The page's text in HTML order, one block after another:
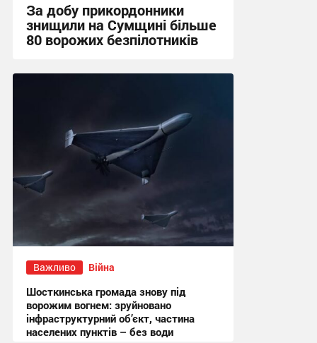
За добу прикордонники
знищили на Сумщині більше
80 ворожих безпілотників
Важливо Війна
Шосткинська громада знову під
ворожим вогнем: зруйновано
інфраструктурний об’єкт, частина
населених пунктів – без води